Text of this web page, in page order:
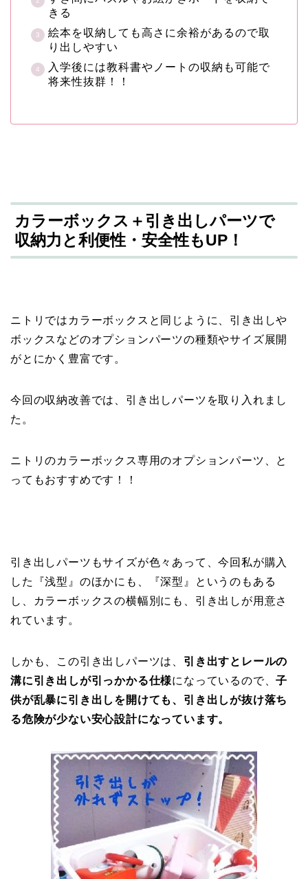
きる
絵本を収納しても高さに余裕があるので取
り出しやすい
入学後には教科書やノートの収納も可能で
将来性抜群！！
カラーボックス＋引き出しパーツで
収納力と利便性・安全性もUP！
ニトリではカラーボックスと同じように、引き出しや
ボックスなどのオプションパーツの種類やサイズ展開
がとにかく豊富です。
今回の収納改善では、引き出しパーツを取り入れまし
た。
ニトリのカラーボックス専用のオプションパーツ、と
ってもおすすめです！！
引き出しパーツもサイズが色々あって、今回私が購入
した『浅型』のほかにも、『深型』というのもある
し、カラーボックスの横幅別にも、引き出しが用意さ
れています。
しかも、この引き出しパーツは、 引き出すとレールの
溝に引き出しが引っかかる仕様になっているので、子
供が乱暴に引き出しを開けても、引き出しが抜け落ち
る危険が少ない安心設計になっています。